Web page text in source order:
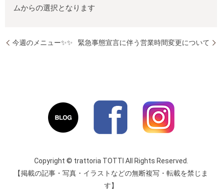
ムからの選択となります
今週のメニュー✨✨ 緊急事態宣言に伴う営業時間変更について
Copyright © trattoria TOTTI All Rights Reserved.
【掲載の記事・写真・イラストなどの無断複写・転載を禁じま
す】